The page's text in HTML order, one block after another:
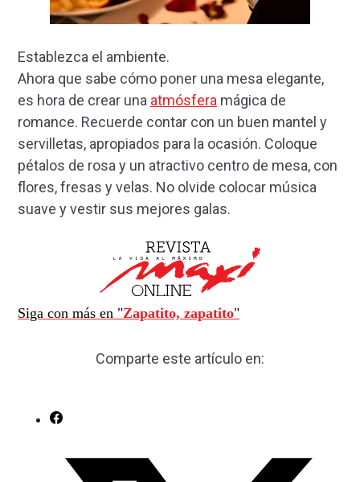
Establezca el ambiente.
Ahora que sabe cómo poner una mesa elegante,
es hora de crear una atmósfera mágica de
romance. Recuerde contar con un buen mantel y
servilletas, apropiados para la ocasión. Coloque
pétalos de rosa y un atractivo centro de mesa, con
flores, fresas y velas. No olvide colocar música
suave y vestir sus mejores galas.
Siga con más en "Zapatito, zapatito"
Comparte este artículo en: